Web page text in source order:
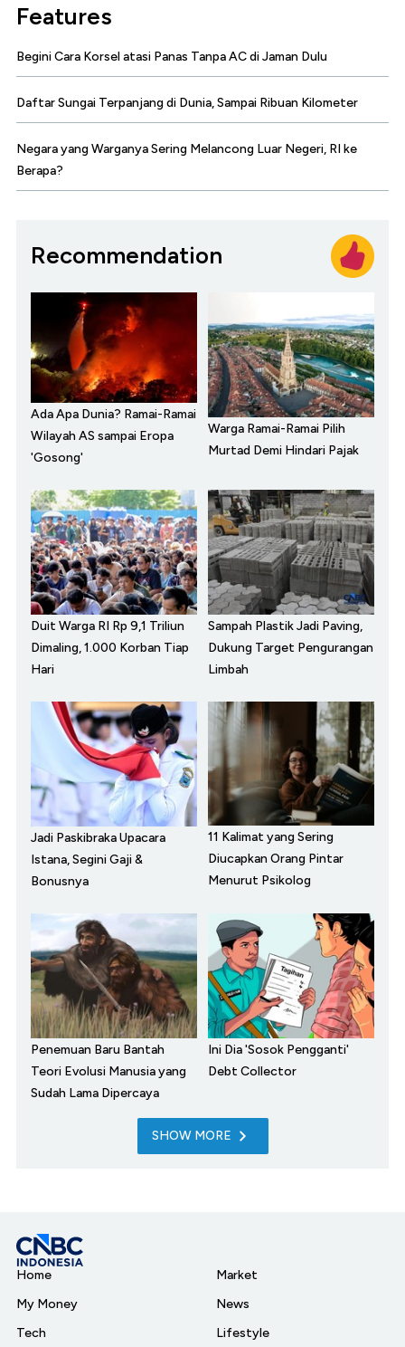
Features
Begini Cara Korsel atasi Panas Tanpa AC di Jaman Dulu
Daftar Sungai Terpanjang di Dunia, Sampai Ribuan Kilometer
Negara yang Warganya Sering Melancong Luar Negeri, RI ke
Berapa?
Recommendation
Ada Apa Dunia? Ramai-Ramai
Wilayah AS sampai Eropa
'Gosong'
Warga Ramai-Ramai Pilih
Murtad Demi Hindari Pajak
Duit Warga RI Rp 9,1 Triliun
Dimaling, 1.000 Korban Tiap
Hari
Sampah Plastik Jadi Paving,
Dukung Target Pengurangan
Limbah
Jadi Paskibraka Upacara
Istana, Segini Gaji &
Bonusnya
11 Kalimat yang Sering
Diucapkan Orang Pintar
Menurut Psikolog
Penemuan Baru Bantah
Teori Evolusi Manusia yang
Sudah Lama Dipercaya
Ini Dia 'Sosok Pengganti'
Debt Collector
SHOW MORE
Home
My Money
Tech
Market
News
Lifestyle